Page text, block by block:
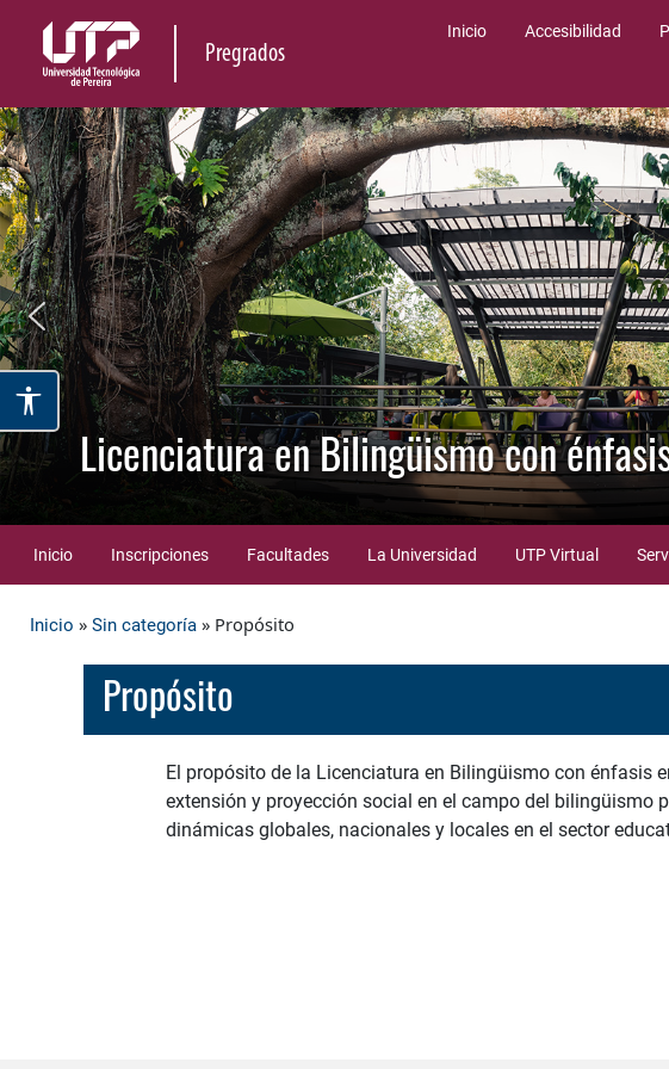
Pregrados
Inicio Accesibilidad
Licenciatura en Bilingüismo con
Inicio Inscripciones Facultades La Universidad UTP Virtual
Inicio » Sin categoría » Propósito
Propósito
El propósito de la Licenciatura en Bilingüismo con énfasis
extensión y proyección social en el campo del bilingüismo
dinámicas globales, nacionales y locales en el sector